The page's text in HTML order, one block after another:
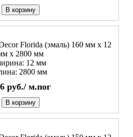
В корзину
Florida (эмаль) 160 мм х 12
х 2800 мм
12 мм
2800 мм
руб./ м.пог
В корзину